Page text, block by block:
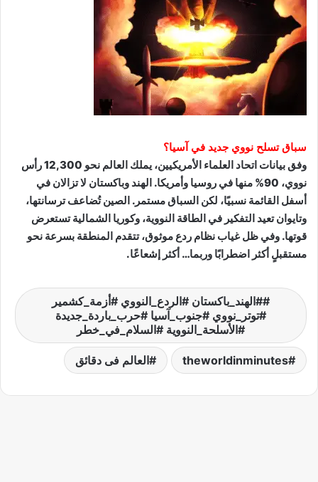
سباق تسلح نووي جديد في آسيا؟
وفق بيانات اتحاد العلماء الأمريكيين، يملك العالم نحو 12,300 رأس
نووي، 90% منها في روسيا وأمريكا. الهند وباكستان لا تزالان في
أسفل القائمة نسبيًا، لكن السباق مستمر. الصين تُضاعف ترسانتها،
وتايوان تعيد التفكير في الطاقة النووية، وكوريا الشمالية تستعرض
قوتها. وفي ظل غياب نظام ردع موثوق، تتقدم المنطقة بسرعة نحو
مستقبلٍ أكثر اضطرابًا وربما… أكثر إشعاعًا.
#الهند_باكستان #الردع_النووي #أزمة_كشمير
#توتر_نووي #جنوب_آسيا #حرب_باردة_جديدة
#الأسلحة_النووية #السلام_في_خطر
theworldinminutes العالم فى دقائق